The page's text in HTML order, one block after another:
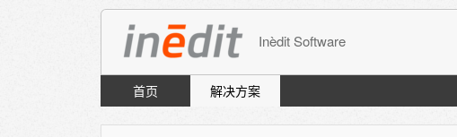
Inèdit Software
首页 解决方案